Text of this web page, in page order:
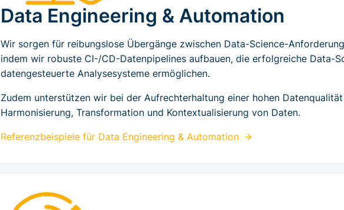
Data Engineering & Automation
Wir sorgen für reibungslose Übergänge zwischen Data-Science-
indem wir robuste CI-/CD-Datenpipelines aufbauen, die erfolgreiche Data-
datengesteuerte Analysesysteme ermöglichen.
Zudem unterstützen wir bei der Aufrechterhaltung einer hohen
Harmonisierung, Transformation und Kontextualisierung von Daten.
Referenzbeispiele für Data Engineering & Automation